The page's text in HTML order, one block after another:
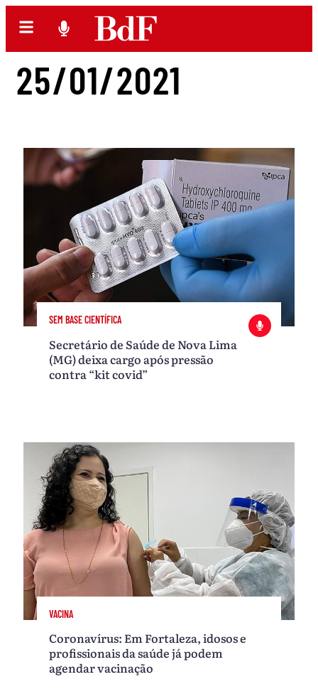
25/01/2021
SEM BASE CIENTÍFICA
Secretário de Saúde de Nova Lima
(MG) deixa cargo após pressão
contra “kit covid”
VACINA
Coronavírus: Em Fortaleza, idosos e
profissionais da saúde já podem
agendar vacinação